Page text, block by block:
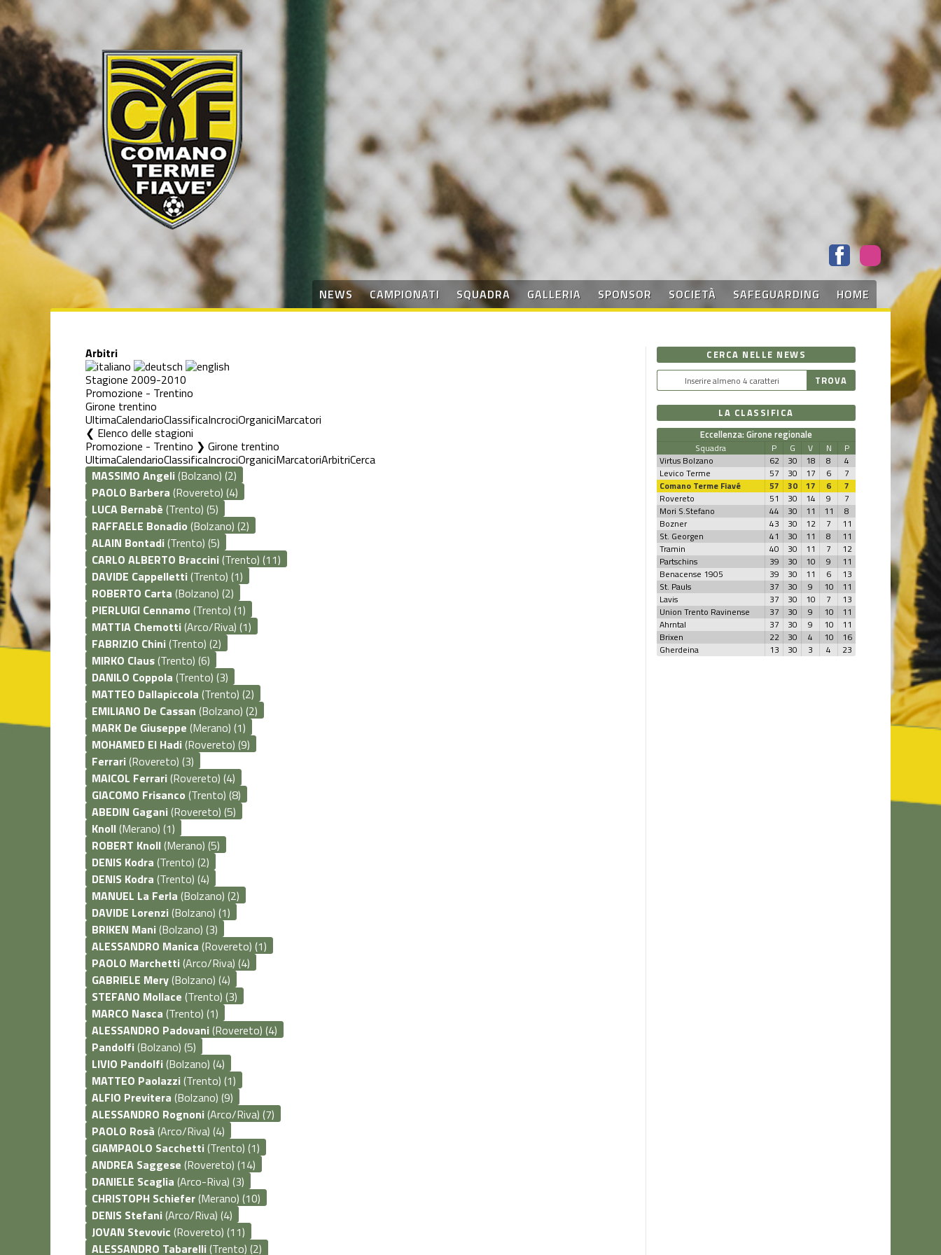
NEWS CAMPIONATI SQUADRA GALLERIA SPONSOR SOCIETÀ SAFEGUARDING HOME
Arbitri
Stagione 2009-2010
Promozione - Trentino
Girone trentino
UltimaCalendarioClassificaIncrociOrganiciMarcatori
Elenco delle stagioni
Promozione - Trentino ❯ Girone trentino
UltimaCalendarioClassificaIncrociOrganiciMarcatoriArbitriCerca
MASSIMO Angeli(Bolzano) (2)
PAOLO Barbera (Rovereto) (4)
LUCA Bernabè (Trento) (5)
RAFFAELE Bonadio (Bolzano) (2)
ALAIN Bontadi(Trento) (5)
CARLO ALBERTO Braccini(Trento) (11)
DAVIDE Cappelletti(Trento) (1)
ROBERTO Carta (Bolzano) (2)
PIERLUIGI Cennamo (Trento) (1)
MATTIA Chemotti(Arco/Riva) (1)
FABRIZIO Chini(Trento) (2)
MIRKO Claus(Trento) (6)
DANILO Coppola (Trento) (3)
MATTEO Dallapiccola (Trento) (2)
EMILIANO De Cassan (Bolzano) (2)
MARK De Giuseppe (Merano) (1)
MOHAMED El Hadi(Rovereto) (9)
Ferrari(Rovereto) (3)
MAICOL Ferrari(Rovereto) (4)
GIACOMO Frisanco (Trento) (8)
ABEDIN Gagani(Rovereto) (5)
Knoll(Merano) (1)
ROBERT Knoll(Merano) (5)
DENIS Kodra (Trento) (2)
DENIS Kodra (Trento) (4)
MANUEL La Ferla (Bolzano) (2)
DAVIDE Lorenzi(Bolzano) (1)
BRIKEN Mani(Bolzano) (3)
ALESSANDRO Manica (Rovereto) (1)
PAOLO Marchetti(Arco/Riva) (4)
GABRIELE Mery(Bolzano) (4)
STEFANO Mollace (Trento) (3)
MARCO Nasca (Trento) (1)
ALESSANDRO Padovani(Rovereto) (4)
Pandolfi(Bolzano) (5)
LIVIO Pandolfi(Bolzano) (4)
MATTEO Paolazzi(Trento) (1)
ALFIO Previtera (Bolzano) (9)
ALESSANDRO Rognoni(Arco/Riva) (7)
PAOLO Rosà (Arco/Riva) (4)
GIAMPAOLO Sacchetti(Trento) (1)
ANDREA Saggese (Rovereto) (14)
DANIELE Scaglia (Arco-Riva) (3)
CHRISTOPH Schiefer(Merano) (10)
DENIS Stefani(Arco/Riva) (4)
JOVAN Stevovic (Rovereto) (11)
ALESSANDRO Tabarelli(Trento) (2)
CERCA NELLE NEWS
LA CLASSIFICA
Eccellenza: Girone regionale
Squadra P G V N
P
Virtus Bolzano
62 30 18 8
4
Levico Terme
57 30 17 6
7
Comano Terme Fiavé
57 30 17 6
7
Rovereto
51 30 14 9
7
Mori S.Stefano
44 30 11 11
8
Bozner
43 30 12 7
11
St. Georgen
41 30 11 8
11
Tramin
40 30 11 7
12
Partschins
39 30 10 9
11
Benacense 1905
39 30 11 6
13
St. Pauls
37 30 9 10
11
Lavis
37 30 10 7
13
Union Trento Ravinense
37 30 9 10
11
Ahrntal
37 30 9 10
11
Brixen
22 30 4 10
16
Gherdeina
13 30 3 4 23